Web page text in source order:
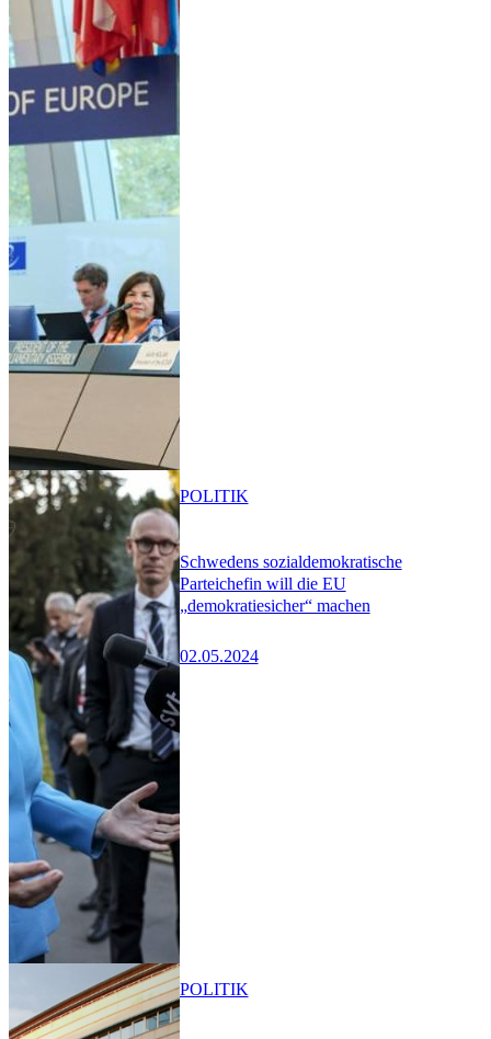
Schwedens sozialdemokratische
Parteichefin will die EU
„demokratiesicher“ machen
02.05.2024
POLITIK
POLITIK